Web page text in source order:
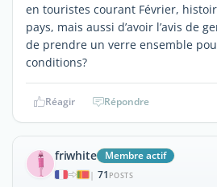
en touristes courant Février,
pays, mais aussi d’avoir l’avis de
de prendre un verre ensemble
conditions?
Réagir Répondre
friwhite Membre actif
| 71 POSTS